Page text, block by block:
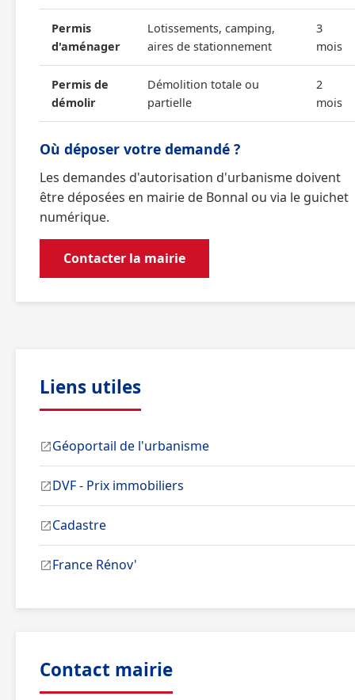
Permis
d'aménager
Lotissements, camping,
aires de stationnement
3
mois
Permis de
démolir
Démolition totale ou
partielle
2
mois
Où déposer votre demandé ?
Les demandes d'autorisation d'urbanisme doivent
être déposées en mairie de Bonnal ou via le guichet
numérique.
Contacter la mairie
Liens utiles
Géoportail de l'urbanisme
DVF - Prix immobiliers
Cadastre
France Rénov'
Contact mairie